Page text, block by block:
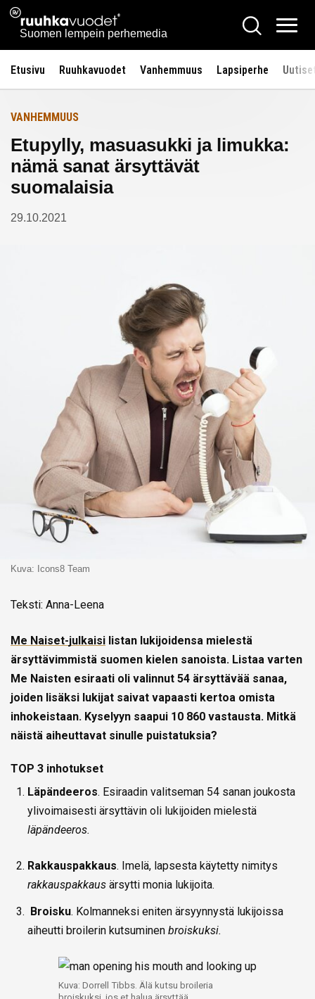
Siirry
sisältöön
Ruuhkavuodet.fi
Suomen lempein perhemedia
Hae
Etusivu Ruuhkavuodet Vanhemmuus Lapsiperhe
Etusivulle
VANHEMMUUS
Etupylly, masuasukki ja limukka:
nämä sanat ärsyttävät
suomalaisia
29.10.2021
Kuva: Icons8 Team
Teksti: Anna-Leena
Me Naiset-julkaisi listan lukijoidensa mielestä
ärsyttävimmistä suomen kielen sanoista. Listaa varten
Me Naisten esiraati oli valinnut 54 ärsyttävää sanaa,
joiden lisäksi lukijat saivat vapaasti kertoa omista
inhokeistaan. Kyselyyn saapui 10 860 vastausta. Mitkä
näistä aiheuttavat sinulle puistatuksia?
TOP 3 inhotukset
Läpändeeros. Esiraadin valitseman 54 sanan joukosta
ylivoimaisesti ärsyttävin oli lukijoiden mielestä
läpändeeros.
Rakkauspakkaus. Imelä, lapsesta käytetty nimitys
rakkauspakkaus ärsytti monia lukijoita.
Broisku. Kolmanneksi eniten ärsyynnystä lukijoissa
aiheutti broilerin kutsuminen broiskuksi.
Kuva: Dorrell Tibbs. Älä kutsu broileria